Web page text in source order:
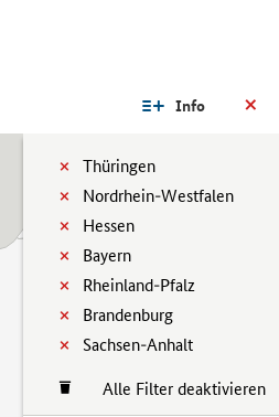
Info
Thüringen
Nordrhein-Westfalen
Hessen
Bayern
Rheinland-Pfalz
Brandenburg
Sachsen-Anhalt
Alle Filter deaktivieren